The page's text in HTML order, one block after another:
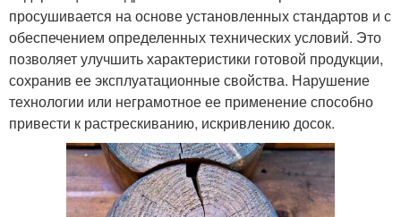
просушивается на основе установленных стандартов и с
обеспечением определенных технических условий. Это
позволяет улучшить характеристики готовой продукции,
сохранив ее эксплуатационные свойства. Нарушение
технологии или неграмотное ее применение способно
привести к растрескиванию, искривлению досок.